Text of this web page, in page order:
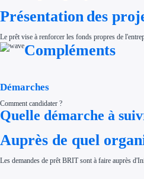
Nos
Contactez-nous
Présentation des
Le prêt vise à renforcer les fonds propres de
Compléments
Démarches
Comment candidater ?
Quelle démarche à
Auprès de quel
Les demandes de prêt BRIT sont à faire auprès